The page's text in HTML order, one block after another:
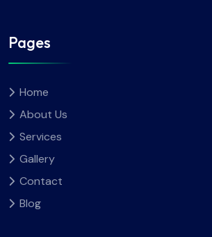
Pages
Home
About Us
Services
Gallery
Contact
Blog